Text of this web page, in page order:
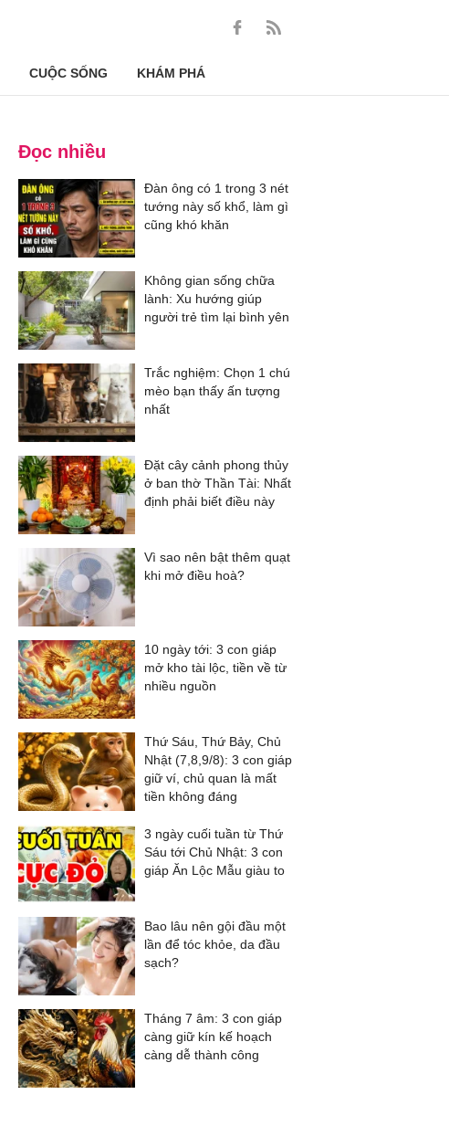
CUỘC SỐNG KHÁM PHÁ
Đọc nhiều
Đàn ông có 1 trong 3 nét
tướng này số khổ, làm gì
cũng khó khăn
Không gian sống chữa
lành: Xu hướng giúp
người trẻ tìm lại bình yên
Trắc nghiệm: Chọn 1 chú
mèo bạn thấy ấn tượng
nhất
Đặt cây cảnh phong thủy
ở ban thờ Thần Tài: Nhất
định phải biết điều này
Vì sao nên bật thêm quạt
khi mở điều hoà?
10 ngày tới: 3 con giáp
mở kho tài lộc, tiền về từ
nhiều nguồn
Thứ Sáu, Thứ Bảy, Chủ
Nhật (7,8,9/8): 3 con giáp
giữ ví, chủ quan là mất
tiền không đáng
3 ngày cuối tuần từ Thứ
Sáu tới Chủ Nhật: 3 con
giáp Ăn Lộc Mẫu giàu to
Bao lâu nên gội đầu một
lần để tóc khỏe, da đầu
sạch?
Tháng 7 âm: 3 con giáp
càng giữ kín kế hoạch
càng dễ thành công